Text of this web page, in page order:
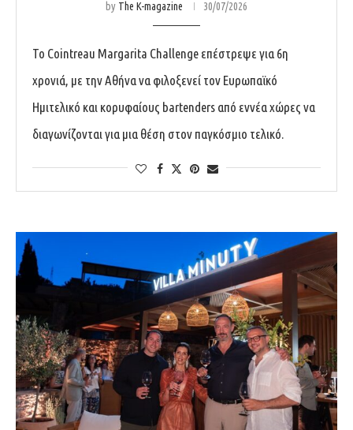
by The K-magazine 30/07/2026
Το Cointreau Margarita Challenge επέστρεψε για 6η
χρονιά, με την Αθήνα να φιλοξενεί τον Ευρωπαϊκό
Ημιτελικό και κορυφαίους bartenders από εννέα χώρες να
διαγωνίζονται για μια θέση στον παγκόσμιο τελικό.